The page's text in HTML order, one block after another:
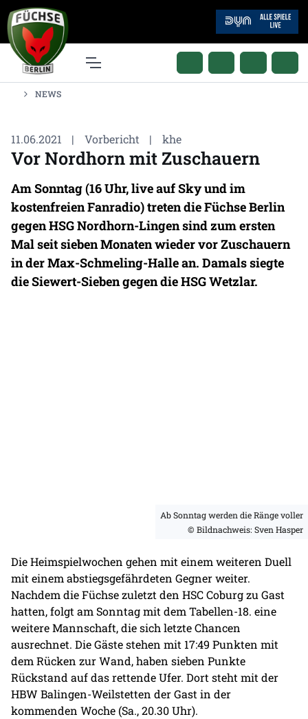
NEWS
11.06.2021 | Vorbericht | khe
Vor Nordhorn mit Zuschauern
Am Sonntag (16 Uhr, live auf Sky und im
kostenfreien Fanradio) treten die Füchse Berlin
gegen HSG Nordhorn-Lingen sind zum ersten
Mal seit sieben Monaten wieder vor Zuschauern
in der Max-Schmeling-Halle an. Damals siegte
die Siewert-Sieben gegen die HSG Wetzlar.
Ab Sonntag werden die Ränge voller
© Bildnachweis: Sven Hasper
Die Heimspielwochen gehen mit einem weiteren Duell
mit einem abstiegsgefährdeten Gegner weiter.
Nachdem die Füchse zuletzt den HSC Coburg zu Gast
hatten, folgt am Sonntag mit dem Tabellen-18. eine
weitere Mannschaft, die sich letzte Chancen
ausrechnet. Die Gäste stehen mit 17:49 Punkten mit
dem Rücken zur Wand, haben sieben Punkte
Rückstand auf das rettende Ufer. Dort steht mit der
HBW Balingen-Weilstetten der Gast in der
kommenden Woche (Sa., 20.30 Uhr).